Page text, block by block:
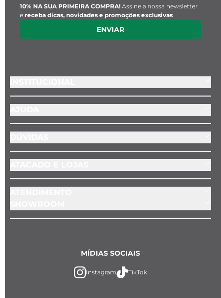
10% NA SUA PRIMEIRA COMPRA! Assine a nossa newsletter
e receba dicas, novidades e promoções exclusivas
ENVIAR
MÍDIAS SOCIAIS
Instagram TikTok